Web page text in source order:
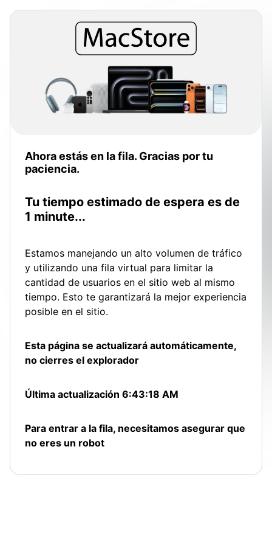
Ahora estás en la fila. Gracias por tu
paciencia.
Tu tiempo estimado de espera es de
1 minute...
Estamos manejando un alto volumen de tráfico
y utilizando una fila virtual para limitar la
cantidad de usuarios en el sitio web al mismo
tiempo. Esto te garantizará la mejor experiencia
posible en el sitio.
Esta página se actualizará automáticamente,
no cierres el explorador
Última actualización 6:43:18 AM
Para entrar a la fila, necesitamos asegurar que
no eres un robot